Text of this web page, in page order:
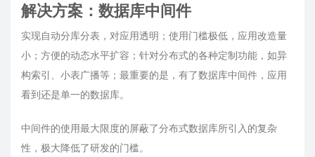
解决方案：数据库中间件
实现自动分库分表，对应用透明；使用门槛极低，应用改造量
小；方便的动态水平扩容；针对分布式的各种定制功能，如异
构索引、小表广播等；最重要的是，有了数据库中间件，应用
看到还是单一的数据库。
中间件的使用最大限度的屏蔽了分布式数据库所引入的复杂
性，极大降低了研发的门槛。